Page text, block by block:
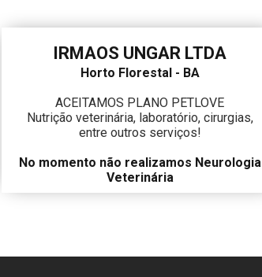
IRMAOS UNGAR LTDA
Horto Florestal - BA
ACEITAMOS PLANO PETLOVE
Nutrição veterinária, laboratório, cirurgias,
entre outros serviços!
No momento não realizamos Neurologia
Veterinária